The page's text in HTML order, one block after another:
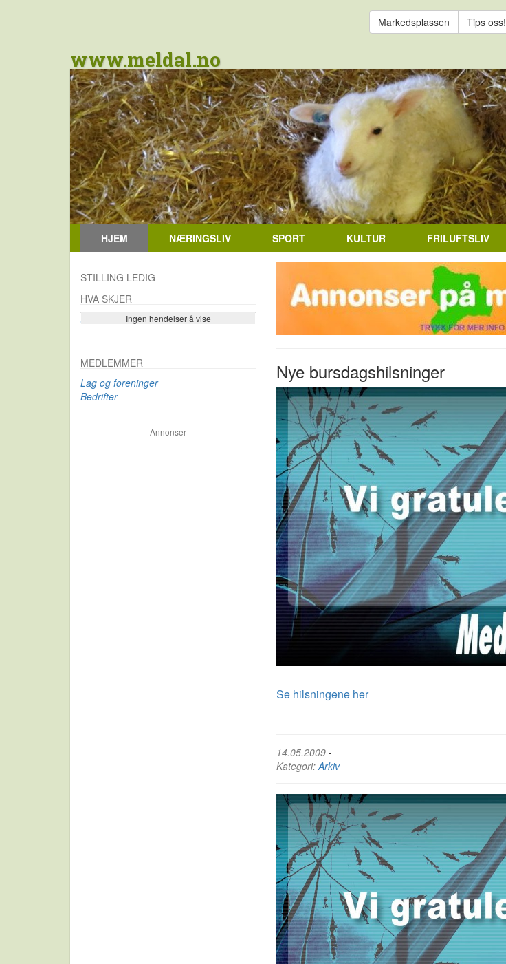
Markedsplassen Tips oss!
www.meldal.no
HJEM NÆRINGSLIV SPORT KULTUR FRILUFTSLIV
Nye bursdagshilsninger
Se hilsningene her
14.05.2009 -
Kategori:Arkiv
STILLING LEDIG
HVA SKJER
Ingen hendelser å vise
Se flere…
MEDLEMMER
Lag og foreninger
Bedrifter
Annonser